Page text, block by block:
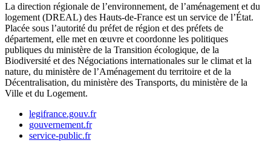
La direction régionale de l’environnement, de l’aménagement et du
logement (DREAL) des Hauts-de-France est un service de l’État.
Placée sous l’autorité du préfet de région et des préfets de
département, elle met en œuvre et coordonne les politiques
publiques du ministère de la Transition écologique, de la
Biodiversité et des Négociations internationales sur le climat et la
nature, du ministère de l’Aménagement du territoire et de la
Décentralisation, du ministère des Transports, du ministère de la
Ville et du Logement.
legifrance.gouv.fr
gouvernement.fr
service-public.fr